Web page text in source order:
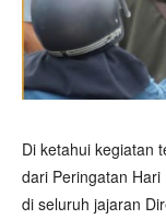
Di ketahui kegiatan
dari Peringatan
di seluruh jajaran